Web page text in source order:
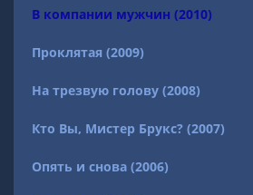
В компании мужчин (2010)
Проклятая (2009)
На трезвую голову (2008)
Кто Вы, Мистер Брукс? (2007)
Опять и снова (2006)